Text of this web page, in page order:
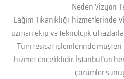
Neden Vizyon
Lağım Tıkanıklığı hizmetlerinde
uzman ekip ve teknolojik
Tüm tesisat işlemlerinde
hizmet önceliklidir. İstanbul’un
çözümler